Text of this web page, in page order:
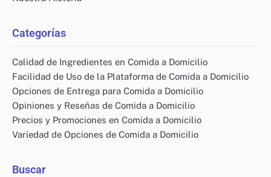
Categorías
Calidad de Ingredientes en Comida a Domicilio
Facilidad de Uso de la Plataforma de Comida a Domicilio
Opciones de Entrega para Comida a Domicilio
Opiniones y Reseñas de Comida a Domicilio
Precios y Promociones en Comida a Domicilio
Variedad de Opciones de Comida a Domicilio
Buscar